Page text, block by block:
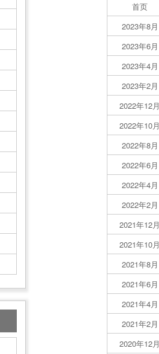
首页
2023年8月
2023年6月
2023年4月
2023年2月
2022年12月
2022年10月
2022年8月
2022年6月
2022年4月
2022年2月
2021年12月
2021年10月
2021年8月
2021年6月
2021年4月
2021年2月
2020年12月